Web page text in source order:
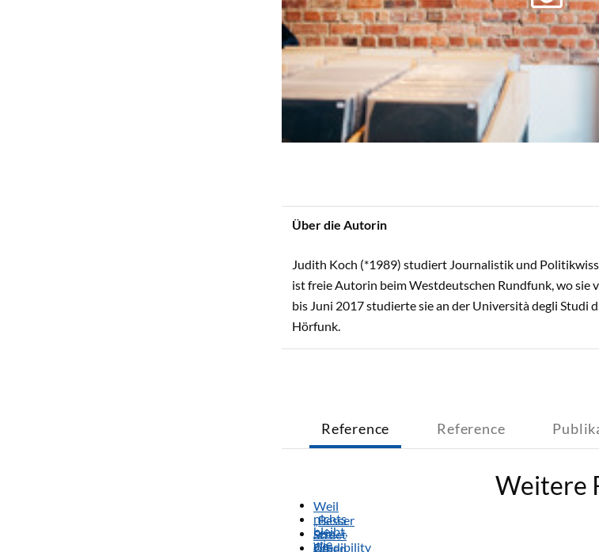
Über die Autorin
Judith Koch (*1989) studiert Journalistik und
ist freie Autorin beim Westdeutschen Rundfunk, wo
bis Juni 2017 studierte sie an der Università degli Studi
Hörfunk.
Reference Reference
Weitere
Weil
nichts
bleibt,
wie
„Besser
sein
als
Street
Credibility
Leben